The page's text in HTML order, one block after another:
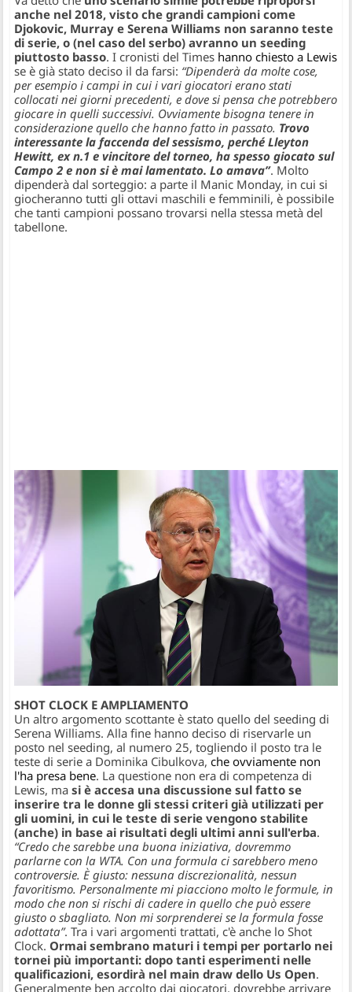
anche nel 2018, visto che grandi campioni come
Djokovic, Murray e Serena Williams non saranno teste
di serie, o (nel caso del serbo) avranno un seeding
piuttosto basso. I cronisti del Times hanno chiesto a Lewis
se è già stato deciso il da farsi: “Dipenderà da molte cose,
per esempio i campi in cui i vari giocatori erano stati
collocati nei giorni precedenti, e dove si pensa che potrebbero
giocare in quelli successivi. Ovviamente bisogna tenere in
considerazione quello che hanno fatto in passato. Trovo
interessante la faccenda del sessismo, perché Lleyton
Hewitt, ex n.1 e vincitore del torneo, ha spesso giocato sul
Campo 2 e non si è mai lamentato. Lo amava”. Molto
dipenderà dal sorteggio: a parte il Manic Monday, in cui si
giocheranno tutti gli ottavi maschili e femminili, è possibile
che tanti campioni possano trovarsi nella stessa metà del
tabellone.
SHOT CLOCK E AMPLIAMENTO
Un altro argomento scottante è stato quello del seeding di
Serena Williams. Alla fine hanno deciso di riservarle un
posto nel seeding, al numero 25, togliendo il posto tra le
teste di serie a Dominika Cibulkova,che ovviamente non
l'ha presa bene. La questione non era di competenza di
Lewis, masi è accesa una discussione sul fatto se
inserire tra le donne gli stessi criteri già utilizzati per
gli uomini, in cui le teste di serie vengono stabilite
(anche) in base ai risultati degli ultimi anni sull'erba.
“Credo che sarebbe una buona iniziativa, dovremmo
parlarne con la WTA. Con una formula ci sarebbero meno
controversie. È giusto: nessuna discrezionalità, nessun
favoritismo. Personalmente mi piacciono molto le formule, in
modo che non si rischi di cadere in quello che può essere
giusto o sbagliato. Non mi sorprenderei se la formula fosse
adottata”. Tra i vari argomenti trattati, c'è anche lo Shot
Clock.Ormai sembrano maturi i tempi per portarlo nei
tornei più importanti: dopo tanti esperimenti nelle
qualificazioni, esordirà nel main draw dello Us Open.
Generalmente ben accolto dai giocatori, dovrebbe arrivare